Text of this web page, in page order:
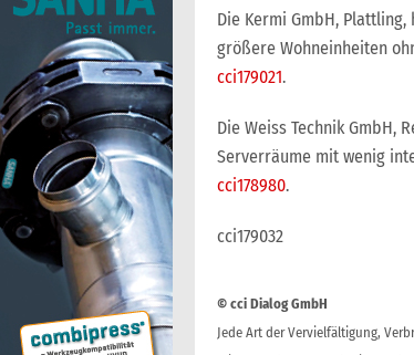
Die Kermi GmbH,
größere Wohneinheiten
cci179021.
Die Weiss Technik GmbH,
Serverräume mit wenig
cci178980.
cci179032
© cci Dialog GmbH
Jede Art der Vervielfältigung,